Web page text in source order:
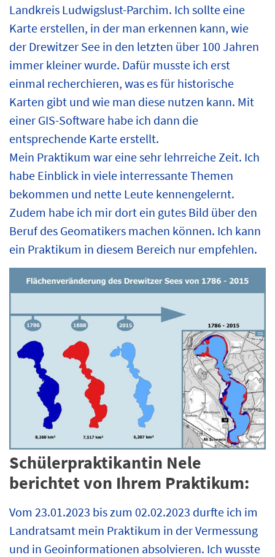
Landkreis Ludwigslust-Parchim. Ich sollte eine
Karte erstellen, in der man erkennen kann, wie
der Drewitzer See in den letzten über 100 Jahren
immer kleiner wurde. Dafür musste ich erst
einmal recherchieren, was es für historische
Karten gibt und wie man diese nutzen kann. Mit
einer GIS-Software habe ich dann die
entsprechende Karte erstellt.
Mein Praktikum war eine sehr lehrreiche Zeit. Ich
habe Einblick in viele interressante Themen
bekommen und nette Leute kennengelernt.
Zudem habe ich mir dort ein gutes Bild über den
Beruf des Geomatikers machen können. Ich kann
ein Praktikum in diesem Bereich nur empfehlen.
Schülerpraktikantin Nele
berichtet von Ihrem Praktikum:
Vom 23.01.2023 bis zum 02.02.2023 durfte ich im
Landratsamt mein Praktikum in der Vermessung
und in Geoinformationen absolvieren. Ich wusste